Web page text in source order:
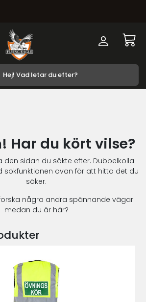
Har du kört vilse?
den sidan du sökte efter. Dubbelkolla
sökfunktionen ovan för att hitta det du
söker.
några andra spännande vägar
medan du är här?